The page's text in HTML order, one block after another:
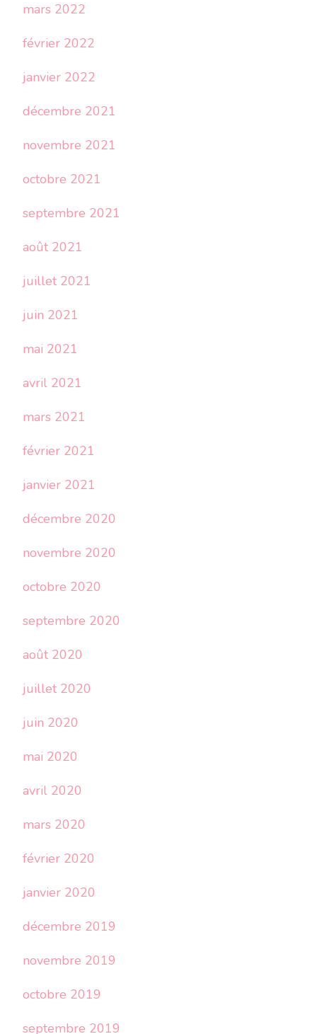
mars 2022
février 2022
janvier 2022
décembre 2021
novembre 2021
octobre 2021
septembre 2021
août 2021
juillet 2021
juin 2021
mai 2021
avril 2021
mars 2021
février 2021
janvier 2021
décembre 2020
novembre 2020
octobre 2020
septembre 2020
août 2020
juillet 2020
juin 2020
mai 2020
avril 2020
mars 2020
février 2020
janvier 2020
décembre 2019
novembre 2019
octobre 2019
septembre 2019